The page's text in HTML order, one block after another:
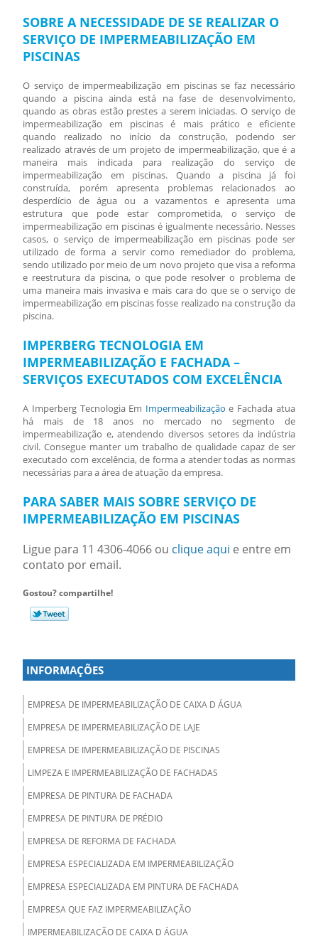
SOBRE A NECESSIDADE DE SE REALIZAR O
SERVIÇO DE IMPERMEABILIZAÇÃO EM
PISCINAS
Oserviço de impermeabilização em piscinasse faz necessário
quando a piscina ainda está na fase de desenvolvimento,
quando as obras estão prestes a serem iniciadas. O serviço de
impermeabilização em piscinas é mais prático e eficiente
quando realizado no início da construção, podendo ser
realizado através de um projeto de impermeabilização, que é a
maneira mais indicada para realização do serviço de
impermeabilização em piscinas. Quando a piscina já foi
construída, porém apresenta problemas relacionados ao
desperdício de água ou a vazamentos e apresenta uma
estrutura que pode estar comprometida, oserviço de
impermeabilização em piscinas é igualmente necessário. Nesses
casos, oserviço de impermeabilização em piscinaspode ser
utilizado de forma a servir como remediador do problema,
sendo utilizado por meio de um novo projeto que visa a reforma
e reestrutura da piscina, o que pode resolver o problema de
uma maneira mais invasiva e mais cara do que se oserviço de
impermeabilização em piscinasfosse realizado na construção da
piscina.
IMPERBERG TECNOLOGIA EM
IMPERMEABILIZAÇÃO E FACHADA –
SERVIÇOS EXECUTADOS COM EXCELÊNCIA
A Imperberg Tecnologia Em Impermeabilização e Fachada atua
há mais de 18 anos no mercado no segmento de
impermeabilização e, atendendo diversos setores da indústria
civil. Consegue manter um trabalho de qualidade capaz de ser
executado com excelência, de forma a atender todas as normas
necessárias para a área de atuação da empresa.
PARA SABER MAIS SOBRE SERVIÇO DE
IMPERMEABILIZAÇÃO EM PISCINAS
Ligue para 11 4306-4066 ou clique aqui e entre em
contato por email.
Gostou? compartilhe!
INFORMAÇÕES
EMPRESA DE IMPERMEABILIZAÇÃO DE CAIXA D ÁGUA
EMPRESA DE IMPERMEABILIZAÇÃO DE LAJE
EMPRESA DE IMPERMEABILIZAÇÃO DE PISCINAS
LIMPEZA E IMPERMEABILIZAÇÃO DE FACHADAS
EMPRESA DE PINTURA DE FACHADA
EMPRESA DE PINTURA DE PRÉDIO
EMPRESA DE REFORMA DE FACHADA
EMPRESA ESPECIALIZADA EM IMPERMEABILIZAÇÃO
EMPRESA ESPECIALIZADA EM PINTURA DE FACHADA
EMPRESA QUE FAZ IMPERMEABILIZAÇÃO
IMPERMEABILIZAÇÃO DE CAIXA D ÁGUA